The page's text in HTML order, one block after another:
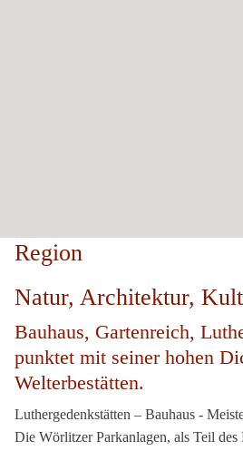
Region
Natur, Architektur,
Bauhaus, Gartenreich,
punktet mit seiner hohen
Welterbestätten.
Luthergedenkstätten – Bauhaus -
Die Wörlitzer Parkanlagen, als Teil des